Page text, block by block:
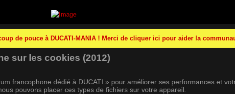
de pouce à DUCATI-MANIA ! Merci de cliquer ici pour aider la
sur les cookies (2012)
francophone dédié à DUCATI » pour améliorer ses performances et
pouvons placer ces types de fichiers sur votre appareil.